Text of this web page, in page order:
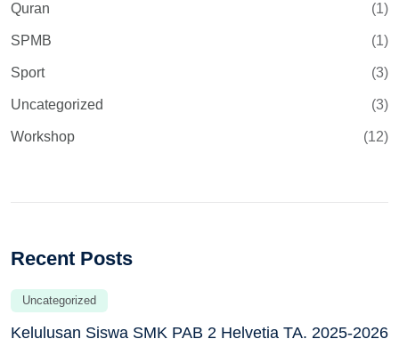
Quran (1)
SPMB (1)
Sport (3)
Uncategorized (3)
Workshop (12)
Recent Posts
Uncategorized
Kelulusan Siswa SMK PAB 2 Helvetia TA. 2025-2026